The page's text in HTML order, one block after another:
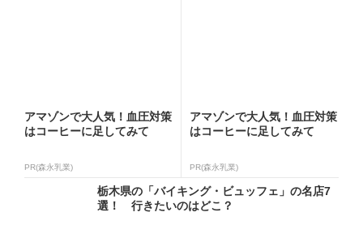
アマゾンで大人気！血圧対策
はコーヒーに足してみて
PR(森永乳業)
アマゾンで大人気！血圧対策
はコーヒーに足してみて
PR(森永乳業)
栃木県の「バイキング・ビュッフェ」の名店7
選！ 行きたいのはどこ？